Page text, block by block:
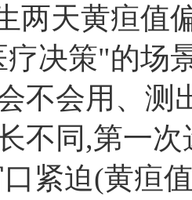
两天黄疸值
疗决策"的
不会用、测
不同,第一
紧迫(黄疸